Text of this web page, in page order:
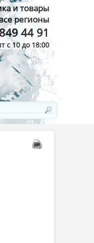
и товары
регионы
44 91
с 10 до 18:00